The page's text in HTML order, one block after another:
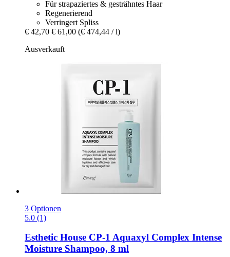
Für strapaziertes & gesträhntes Haar
Regenerierend
Verringert Spliss
€ 42,70 € 61,00 (€ 474,44 / l)
Ausverkauft
3 Optionen
5.0 (1)
Esthetic House CP-​1 Aquaxyl Complex Intense
Moisture Shampoo, 8 ml